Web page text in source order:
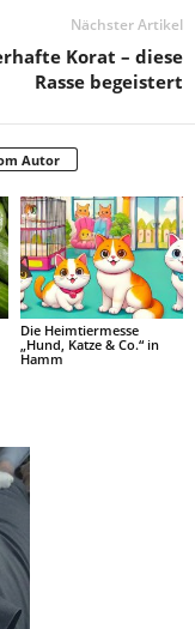
Nächster Artikel
Korat – diese
Rasse begeistert
Autor
Die Heimtiermesse
„Hund, Katze & Co.“ in
Hamm